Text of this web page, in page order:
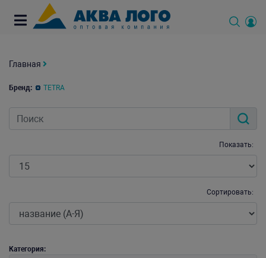
Главная
Бренд: TETRA
Показать:
Сортировать:
Категория: